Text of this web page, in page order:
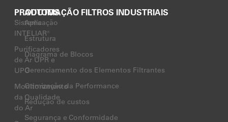
PRODUTOS
Sistema
INTELIAR®
Purificadores
de Ar UPR e
UPO
Monitoramento
da Qualidade
do Ar
AUTOMAÇÃO FILTROS INDUSTRIAIS
Aplicação
Estrutura
Diagrama de Blocos
Gerenciamento dos Elementos Filtrantes
Otimização da Performance
Redução de custos
Segurança e Conformidade